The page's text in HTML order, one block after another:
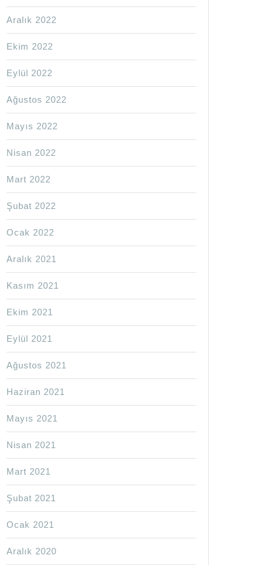
Aralık 2022
Ekim 2022
Eylül 2022
Ağustos 2022
Mayıs 2022
Nisan 2022
Mart 2022
Şubat 2022
Ocak 2022
Aralık 2021
Kasım 2021
Ekim 2021
Eylül 2021
Ağustos 2021
Haziran 2021
Mayıs 2021
Nisan 2021
Mart 2021
Şubat 2021
Ocak 2021
Aralık 2020